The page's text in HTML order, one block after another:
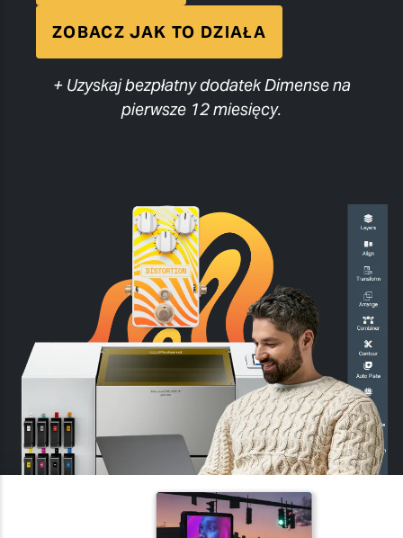
ZOBACZ JAK TO DZIAŁA
+ Uzyskaj bezpłatny dodatek Dimense na
pierwsze 12 miesięcy.